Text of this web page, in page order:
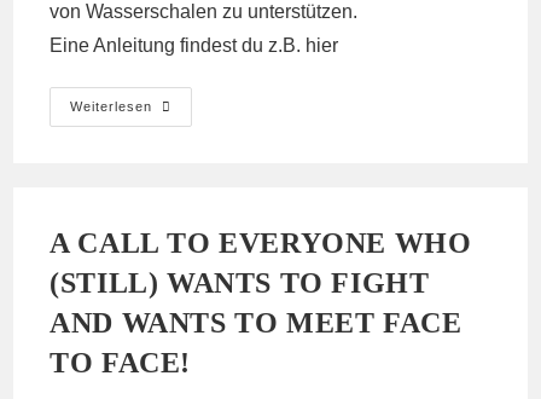
von Wasserschalen zu unterstützen.
Eine Anleitung findest du z.B. hier
Weiterlesen
Tiere
Im
A CALL TO EVERYONE WHO
(STILL) WANTS TO FIGHT
AND WANTS TO MEET FACE
TO FACE!